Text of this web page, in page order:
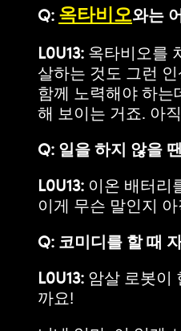
Q: 옥타비오와는
L0U13: 옥타비오를
살하는 것도 그런
함께 노력해야 하
해 보이는 거죠. 아
Q: 일을 하지 않을
L0U13: 이온 배터리
이게 무슨 말인지
Q: 코미디를 할 때
L0U13: 암살 로봇이
까요!